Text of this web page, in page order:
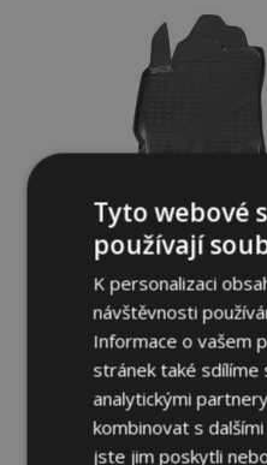
Gumové
Přidat
Tyto webové
používají
K personalizaci
návštěvnosti
Informace o vašem
stránek také sdílíme
analytickými
kombinovat s
jste jim poskytli